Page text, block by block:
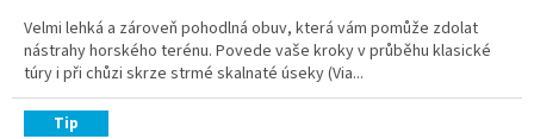
Velmi lehká a zároveň pohodlná obuv, která vám pomůže zdolat
nástrahy horského terénu. Povede vaše kroky v průběhu klasické
túry i při chůzi skrze strmé skalnaté úseky (Via...
Tip